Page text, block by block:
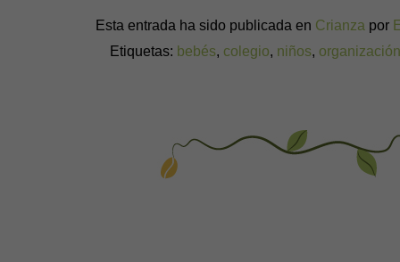
Esta entrada ha sido publicada en Crianza por
Etiquetas: bebés, colegio, niños,